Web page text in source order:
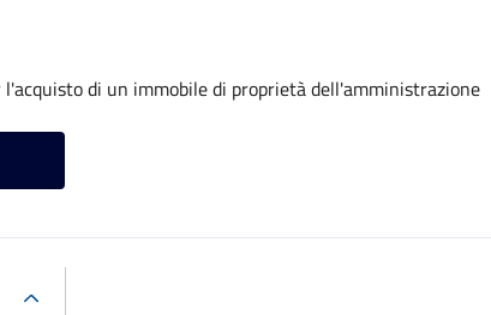
di un immobile di proprietà dell'amministrazione